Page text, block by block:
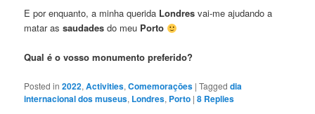
E por enquanto, a minha querida Londres vai-me ajudando a
matar assaudades do meu Porto
Qual é o vosso monumento preferido?
Posted in 2022,Activities,Comemoraçōes |Tagged dia
internacional dos museus, Londres, Porto |8 Replies